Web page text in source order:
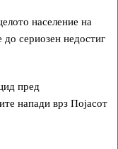
население на
до сериозен недостиг
пред
напади врз Појасот